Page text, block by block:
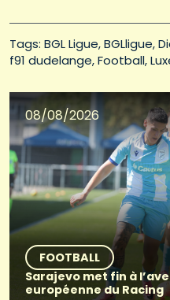
Tags: BGL Ligue BGLligue
f91 dudelange Football
08/08/2026
FOOTBALL
Sarajevo met fin à
européenne du Racing